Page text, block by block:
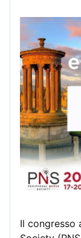
Il congresso